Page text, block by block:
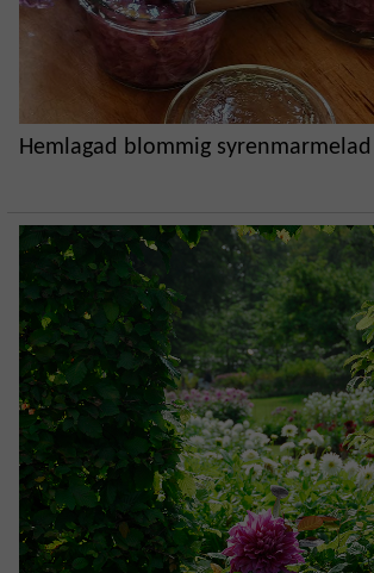
Hemlagad blommig syrenmarmelad